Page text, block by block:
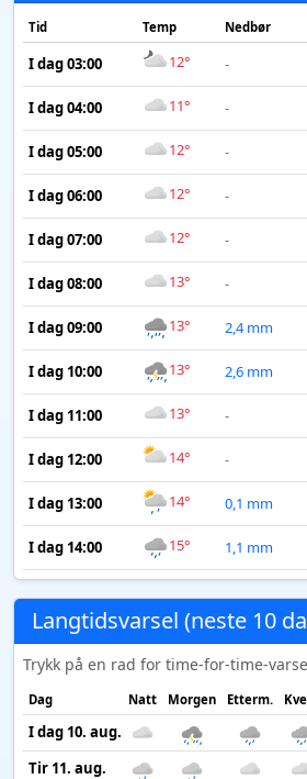
Tid Temp Nedbør
I dag 03:00 12° -
I dag 04:00 11° -
I dag 05:00 12° -
I dag 06:00 12° -
I dag 07:00 12° -
I dag 08:00 13° -
I dag 09:00 13° 2,4 mm
I dag 10:00 13° 2,6 mm
I dag 11:00 13° -
I dag 12:00 14° -
I dag 13:00 14° 0,1 mm
I dag 14:00 15° 1,1 mm
Langtidsvarsel (neste 10
Trykk på en rad for time-for-time-
Dag Natt Morgen Etterm.
I dag 10. aug.
Tir 11. aug.